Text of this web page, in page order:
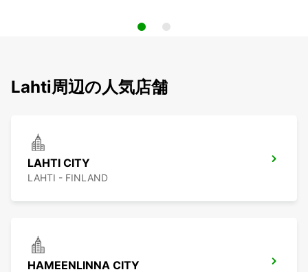
Lahti周辺の人気店舗
LAHTI CITY
LAHTI - FINLAND
HAMEENLINNA CITY